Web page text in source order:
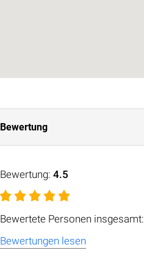
Bewertung
Bewertung: 4.5
Bewertete Personen insgesamt:
Bewertungen lesen